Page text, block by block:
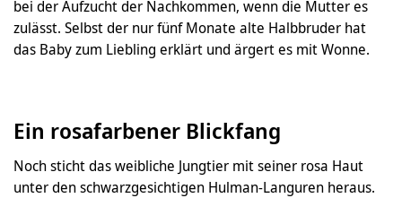
bei der Aufzucht der Nachkommen, wenn die Mutter es
zulässt. Selbst der nur fünf Monate alte Halbbruder hat
das Baby zum Liebling erklärt und ärgert es mit Wonne.
Ein rosafarbener Blickfang
Noch sticht das weibliche Jungtier mit seiner rosa Haut
unter den schwarzgesichtigen Hulman-Languren heraus.